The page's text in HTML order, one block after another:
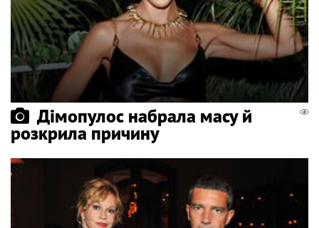
Дімопулос набрала масу й
розкрила причину